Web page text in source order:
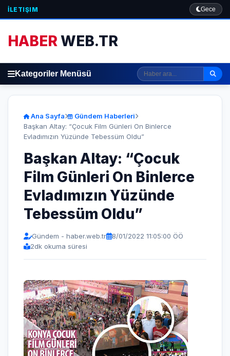
İLETIŞIM Gece
HABERWEB.TR
Kategoriler Menüsü
Ana Sayfa
Gündem Haberleri
​Başkan Altay: “Çocuk Film Günleri On Binlerce
Evladımızın Yüzünde Tebessüm Oldu”
​Başkan Altay: “Çocuk
Film Günleri On Binlerce
Evladımızın Yüzünde
Tebessüm Oldu”
Gündem - haber.web.tr
8/01/2022 11:05:00 ÖÖ
2dk okuma süresi